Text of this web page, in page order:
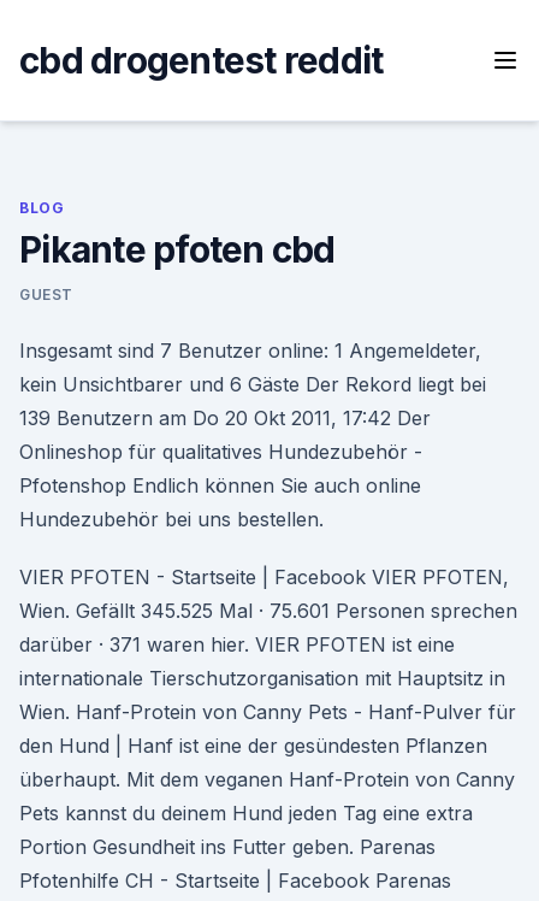
content
cbd drogentest reddit
BLOG
Pikante pfoten cbd
GUEST
Insgesamt sind 7 Benutzer online: 1 Angemeldeter,
kein Unsichtbarer und 6 Gäste Der Rekord liegt bei
139 Benutzern am Do 20 Okt 2011, 17:42 Der
Onlineshop für qualitatives Hundezubehör -
Pfotenshop Endlich können Sie auch online
Hundezubehör bei uns bestellen.
VIER PFOTEN - Startseite | Facebook VIER PFOTEN,
Wien. Gefällt 345.525 Mal · 75.601 Personen sprechen
darüber · 371 waren hier. VIER PFOTEN ist eine
internationale Tierschutzorganisation mit Hauptsitz in
Wien. Hanf-Protein von Canny Pets - Hanf-Pulver für
den Hund | Hanf ist eine der gesündesten Pflanzen
überhaupt. Mit dem veganen Hanf-Protein von Canny
Pets kannst du deinem Hund jeden Tag eine extra
Portion Gesundheit ins Futter geben. Parenas
Pfotenhilfe CH - Startseite | Facebook Parenas